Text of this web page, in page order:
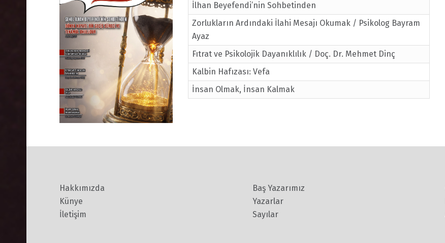
İlhan Beyefendi’nin Sohbetinden
Zorlukların Ardındaki İlahi Mesajı Okumak / Psikolog Bayram
Ayaz
Fıtrat ve Psikolojik Dayanıklılık / Doç. Dr. Mehmet Dinç
Kalbin Hafızası: Vefa
İnsan Olmak, İnsan Kalmak
Hakkımızda
Künye
İletişim
Baş Yazarımız
Yazarlar
Sayılar